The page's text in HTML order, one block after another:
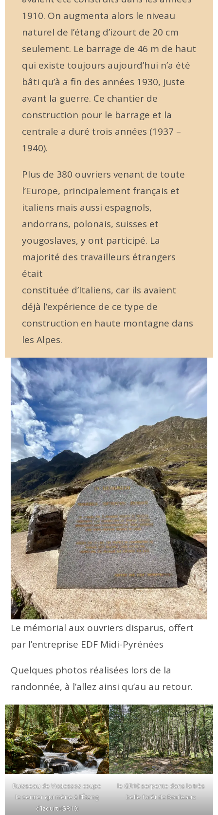
1910. On augmenta alors le niveau
naturel de l’étang d’izourt de 20 cm
seulement. Le barrage de 46 m de haut
qui existe toujours aujourd’hui n’a été
bâti qu’à a fin des années 1930, juste
avant la guerre. Ce chantier de
construction pour le barrage et la
centrale a duré trois années (1937 –
1940).
Plus de 380 ouvriers venant de toute
l’Europe, principalement français et
italiens mais aussi espagnols,
andorrans, polonais, suisses et
yougoslaves, y ont participé. La
majorité des travailleurs étrangers
était
constituée d’Italiens, car ils avaient
déjà l’expérience de ce type de
construction en haute montagne dans
les Alpes.
Le mémorial aux ouvriers disparus, offert
par l’entreprise EDF Midi-Pyrénées
Quelques photos réalisées lors de la
randonnée, à l’allez ainsi qu’au au retour.
Ruisseau de Vicdessos coupe
le sentier qui mène à l’Étang
d’Izourt (GR10)
le GR10 serpente dans la très
belle forêt de Bouleaux